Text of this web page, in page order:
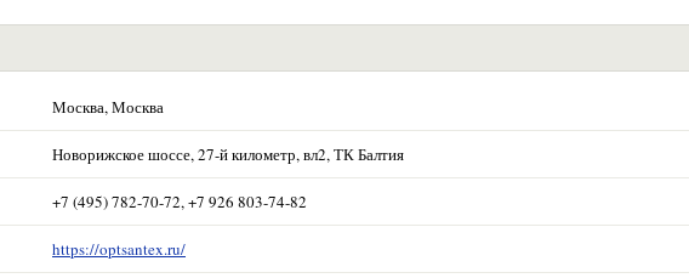
Москва, Москва
Новорижское шоссе, 27-й километр, вл2, ТК Балтия
+7 (495) 782-70-72, +7 926 803-74-82
https://optsantex.ru/